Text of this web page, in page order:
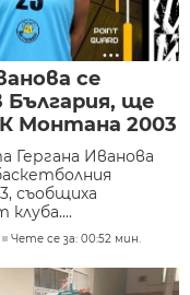
се
България, ще
Монтана 2003
Гергана Иванова
съобщиха
Чете се за: 00:52 мин.